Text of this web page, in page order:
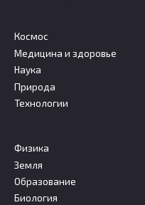
Космос
Медицина и здоровье
Наука
Природа
Технологии
Физика
Земля
Образование
Биология